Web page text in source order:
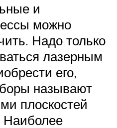
и
можно
Надо только
лазерным
его,
называют
плоскостей
Наиболее